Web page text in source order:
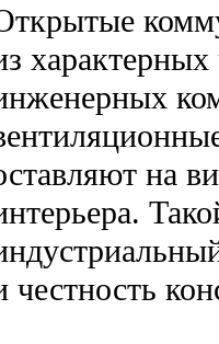
на
честность